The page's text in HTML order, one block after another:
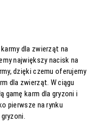
dla zwierząt na
największy nacisk na
dzięki czemu oferujemy
dla zwierząt. W ciągu
gamę karm dla gryzoni i
pierwsze na rynku